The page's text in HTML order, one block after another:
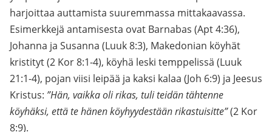
harjoittaa auttamista suuremmassa mittakaavassa.
Esimerkkejä antamisesta ovat Barnabas (Apt 4:36),
Johanna ja Susanna (Luuk 8:3), Makedonian köyhät
kristityt (2 Kor 8:1-4), köyhä leski temppelissä (Luuk
21:1-4), pojan viisi leipää ja kaksi kalaa (Joh 6:9) ja Jeesus
Kristus: ”Hän, vaikka oli rikas, tuli teidän tähtenne
köyhäksi, että te hänen köyhyydestään rikastuisitte”(2 Kor
8:9).